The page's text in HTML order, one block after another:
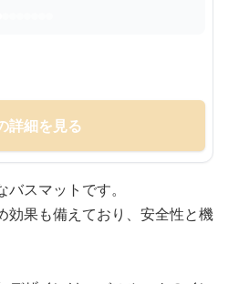
詳細を見る
スマットです。
効果も備えており、安全性と機